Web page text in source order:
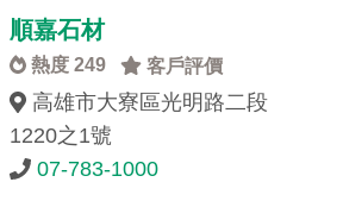
順嘉石材
熱度 249 客戶評價
高雄市大寮區光明路二段
1220之1號
07-783-1000